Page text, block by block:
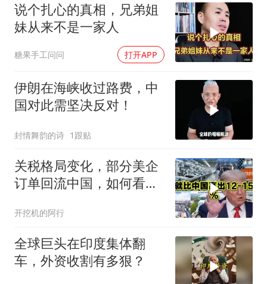
说个扎心的真相，兄弟姐
妹从来不是一家人
糖果手工问问 打开APP
伊朗在海峡收过路费，中
国对此需坚决反对！
封情舞韵的诗 1跟贴
关税格局变化，部分美企
订单回流中国，如何看待
听听
开挖机的阿行
全球巨头在印度集体翻
车，外资收割有多狠？